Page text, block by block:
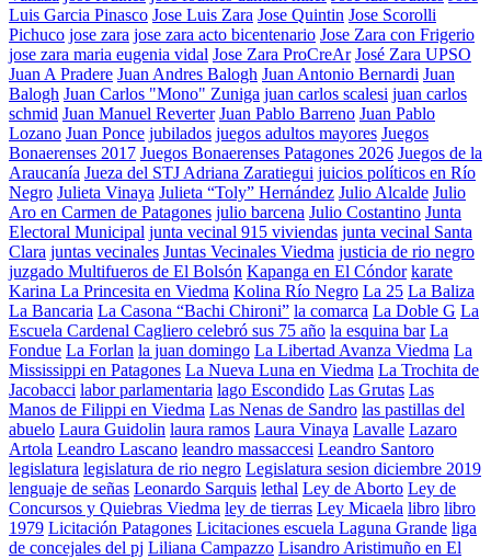
Luis Garcia Pinasco Jose Luis Zara Jose Quintin Jose Scorolli
Pichuco jose zara jose zara acto bicentenario Jose Zara con Frigerio
jose zara maria eugenia vidal Jose Zara ProCreAr José Zara UPSO
Juan A Pradere Juan Andres Balogh Juan Antonio Bernardi Juan
Balogh Juan Carlos "Mono" Zuniga juan carlos scalesi juan carlos
schmid Juan Manuel Reverter Juan Pablo Barreno Juan Pablo
Lozano Juan Ponce jubilados juegos adultos mayores Juegos
Bonaerenses 2017 Juegos Bonaerenses Patagones 2026 Juegos de la
Araucanía Jueza del STJ Adriana Zaratiegui juicios políticos en Río
Negro Julieta Vinaya Julieta “Toly” Hernández Julio Alcalde Julio
Aro en Carmen de Patagones julio barcena Julio Costantino Junta
Electoral Municipal junta vecinal 915 viviendas junta vecinal Santa
Clara juntas vecinales Juntas Vecinales Viedma justicia de rio negro
juzgado Multifueros de El Bolsón Kapanga en El Cóndor karate
Karina La Princesita en Viedma Kolina Río Negro La 25 La Baliza
La Bancaria La Casona “Bachi Chironi” la comarca La Doble G La
Escuela Cardenal Cagliero celebró sus 75 año la esquina bar La
Fondue La Forlan la juan domingo La Libertad Avanza Viedma La
Mississippi en Patagones La Nueva Luna en Viedma La Trochita de
Jacobacci labor parlamentaria lago Escondido Las Grutas Las
Manos de Filippi en Viedma Las Nenas de Sandro las pastillas del
abuelo Laura Guidolin laura ramos Laura Vinaya Lavalle Lazaro
Artola Leandro Lascano leandro massaccesi Leandro Santoro
legislatura legislatura de rio negro Legislatura sesion diciembre 2019
lenguaje de señas Leonardo Sarquis lethal Ley de Aborto Ley de
Concursos y Quiebras Viedma ley de tierras Ley Micaela libro libro
1979 Licitación Patagones Licitaciones escuela Laguna Grande liga
de concejales del pj Liliana Campazzo Lisandro Aristimuño en El